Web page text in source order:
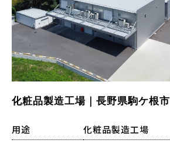
化粧品製造工場｜長野県駒ケ根市
用途
化粧品製造工場